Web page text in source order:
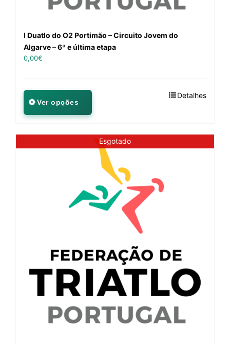
I Duatlo do O2 Portimão – Circuito Jovem do
Algarve – 6ª e última etapa
0,00€
Ver opções
Detalhes
Esgotado